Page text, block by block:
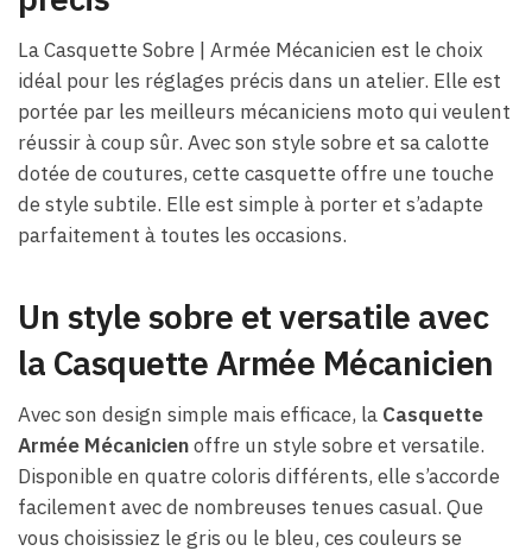
La Casquette Sobre​ | Armée Mécanicien est le choix
idéal pour les réglages précis dans un atelier. Elle est
portée par les meilleurs mécaniciens moto qui veulent
réussir à coup sûr. Avec son style sobre et sa calotte
dotée de coutures, cette casquette offre une touche
de style subtile. Elle est simple à porter et s’adapte
parfaitement à toutes les occasions.
Un style sobre et versatile avec
la Casquette Armée Mécanicien
Avec son design simple mais efficace, la Casquette
Armée Mécanicienoffre un style sobre et versatile.
Disponible en quatre coloris différents, elle s’accorde
facilement avec de nombreuses tenues casual. Que
vous choisissiez le gris ou le bleu, ces couleurs se